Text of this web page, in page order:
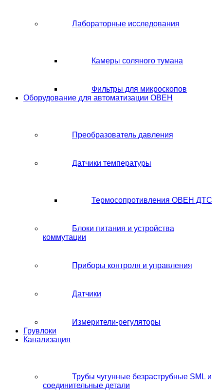
Лабораторные исследования
Камеры соляного тумана
Фильтры для микроскопов
Оборудование для автоматизации ОВЕН
Преобразователь давления
Датчики температуры
Термосопротивления ОВЕН ДТС
Блоки питания и устройства
коммутации
Приборы контроля и управления
Датчики
Измерители-регуляторы
Грувлоки
Канализация
Трубы чугунные безраструбные SML и
соединительные детали